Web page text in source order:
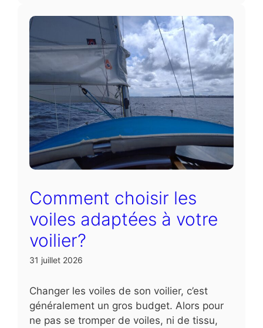
Comment choisir les
voiles adaptées à votre
voilier?
31 juillet 2026
Changer les voiles de son voilier, c’est
généralement un gros budget. Alors pour
ne pas se tromper de voiles, ni de tissu,